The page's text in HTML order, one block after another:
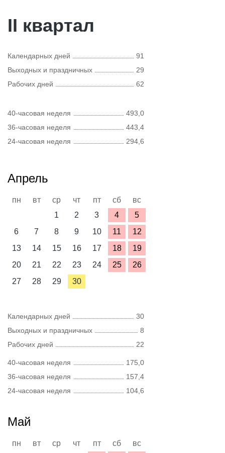
II квартал
Календарных дней
91
Выходных и праздничных
29
Рабочих дней
62
40-часовая неделя
493,0
36-часовая неделя
443,4
24-часовая неделя
294,6
Апрель
пн вт ср чт пт сб
вс
1
2 3 4
5
6
7 8 9 10 11
12
13
14 15 16 17 18
19
20
21 22 23 24 25
26
27
28 29 30
Календарных дней
30
Выходных и праздничных
8
Рабочих дней
22
40-часовая неделя
175,0
36-часовая неделя
157,4
24-часовая неделя
104,6
Май
пн вт ср чт пт сб
вс